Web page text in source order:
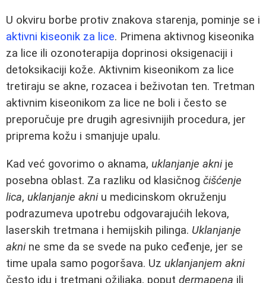
U okviru borbe protiv znakova starenja, pominje se i
aktivni kiseonik za lice. Primena aktivnog kiseonika
za lice ili ozonoterapija doprinosi oksigenaciji i
detoksikaciji kože. Aktivnim kiseonikom za lice
tretiraju se akne, rozacea i beživotan ten. Tretman
aktivnim kiseonikom za lice ne boli i često se
preporučuje pre drugih agresivnijih procedura, jer
priprema kožu i smanjuje upalu.
Kad već govorimo o aknama, uklanjanje aknije
posebna oblast. Za razliku od klasičnog čišćenje
lica, uklanjanje akniu medicinskom okruženju
podrazumeva upotrebu odgovarajućih lekova,
laserskih tretmana i hemijskih pilinga. Uklanjanje
aknine sme da se svede na puko ceđenje, jer se
time upala samo pogoršava. Uz uklanjanjem akni
često idu i tretmani ožiljaka, poput dermapena ili